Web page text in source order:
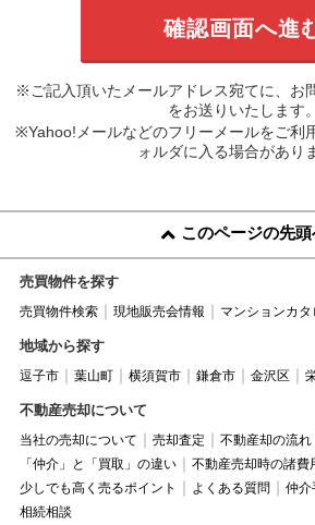
※ご記入頂いたメールアドレス宛てに、お
をお送りいたします。
※Yahoo!メールなどのフリーメールをご利
ォルダに入る場合があり
このページの先頭
売買物件を探す
売買物件検索 現地販売会情報 マンションカタ
地域から探す
逗子市 葉山町 横須賀市 鎌倉市 金沢区
不動産売却について
当社の売却について 売却査定
不動産却の流れ
「仲介」と「買取」の違い
不動産売却時の諸費
少しでも高く売るポイント
よくある質問
仲介
相続相談